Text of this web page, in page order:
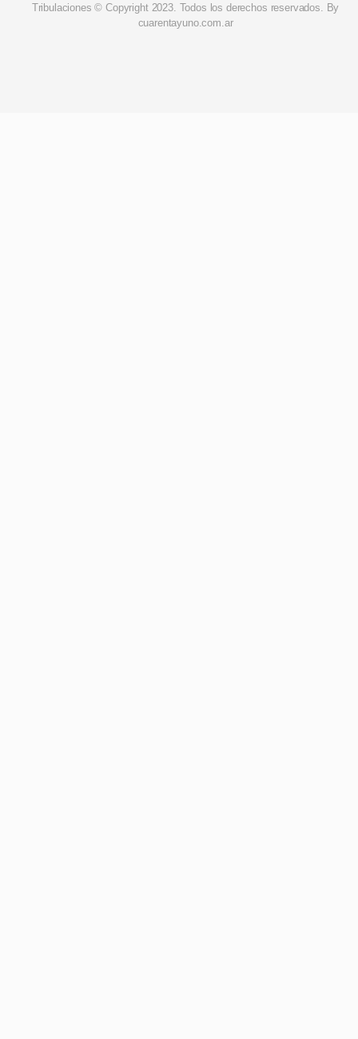
Tribulaciones © Copyright 2023. Todos los derechos reservados. By
cuarentayuno.com.ar